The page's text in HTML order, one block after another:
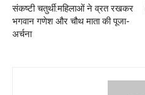
संकष्टी चतुर्थी:महिलाओं ने व्रत रखकर
भगवान गणेश और चौथ माता की पूजा-
अर्चना